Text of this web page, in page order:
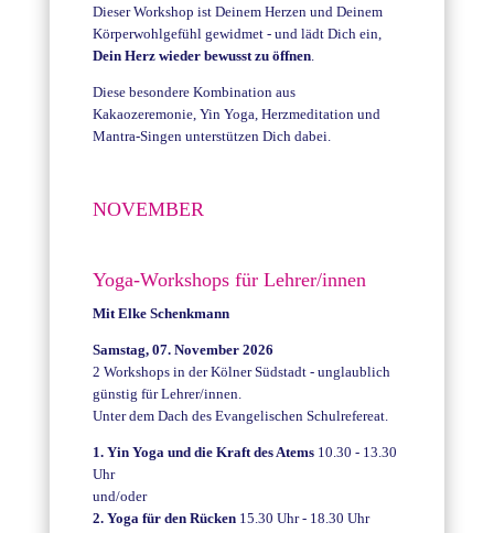
Dieser Workshop ist Deinem Herzen und Deinem
Körperwohlgefühl gewidmet - und lädt Dich ein,
Dein Herz wieder bewusst zu öffnen.
Diese besondere Kombination aus
Kakaozeremonie, Yin Yoga, Herzmeditation und
Mantra-Singen unterstützen Dich dabei.
NOVEMBER
Yoga-Workshops für Lehrer/innen
Mit Elke Schenkmann
Samstag, 07. November 2026
2 Workshops in der Kölner Südstadt - unglaublich
günstig für Lehrer/innen.
Unter dem Dach des Evangelischen Schulrefereat.
1. Yin Yoga und die Kraft des Atems 10.30 - 13.30
Uhr
und/oder
2. Yoga für den Rücken 15.30 Uhr - 18.30 Uhr